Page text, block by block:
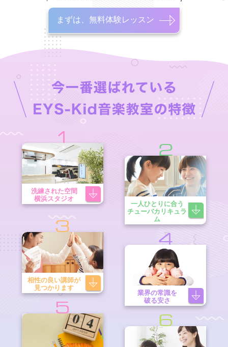
まずは、無料体験レッスン
1
洗練された空間
横浜スタジオ
2
一人ひとりに合う
チューバカリキュラ
ム
3
相性の良い講師が
見つかります
4
業界の常識を
破る安さ
5
6